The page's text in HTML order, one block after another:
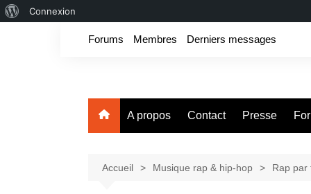
Connexion
Forums Membres Derniers messages
A propos Contact Presse
Accueil Musique rap & hip-hop Rap par